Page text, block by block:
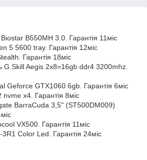
B550MH 3.0. Гарантія 11міс
5 5600 tray. Гарантія 12міс
Гарантія 18міс
Aegis 2x8=16gb ddr4 3200mhz.
Geforce GTX1060 6gb. Гарантія 6міс
x4. Гарантія 8міс
BarraCuda 3,5" (ST500DM009)
VX500. Гарантія 11міс
Color Led. Гарантія 24міс